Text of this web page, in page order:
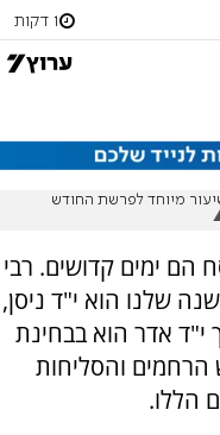
1 דקות
מיוחד לפרשת החודש
הם ימים קדושים. רבי
שלנו הוא י"ד ניסן,
י"ד אדר הוא בבחינת
הרחמים והסליחות
הללו.